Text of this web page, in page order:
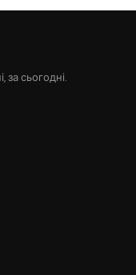
за сьогодні.